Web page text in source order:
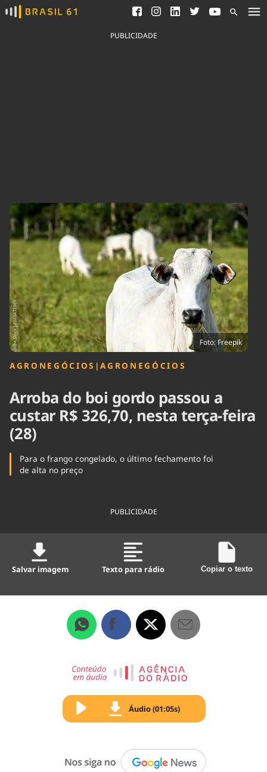
Ver todas as notícias
Saneamento
Indicadores
Agronegócios
Brasil
Brasil Mineral
Ciência &
Tecnologia
Cinema
Comportamento
Cultura
Economia
Educação
Infraestrutura
Internacional
Meio Ambiente
Podcast
Política
Saúde
Tempo
PUBLICIDADE
Foto: Freepik
AGRONEGÓCIOS |AGRONEGÓCIOS
Arroba do boi gordo passou a
custar R$ 326,70, nesta terça-feira
(28)
Para o frango congelado, o último fechamento foi
de alta no preço
PUBLICIDADE
Salvar imagem Texto para rádio Copiar o texto
Áudio (01:05s)